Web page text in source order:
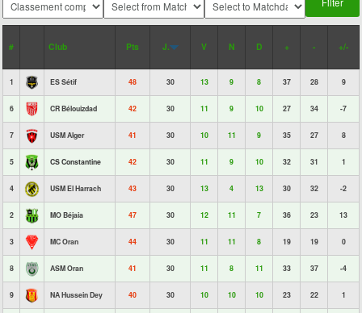
# Club Pts J. V N D + - +/-
1 ES Sétif 48 30 13 9 8 37 28 9
6 CR Bélouizdad 42 30 11 9 10 27 34 -7
7 USM Alger 41 30 10 11 9 35 27 8
5 CS Constantine 42 30 11 9 10 32 31 1
4 USM El Harrach 43 30 13 4 13 30 32 -2
2 MO Béjaia 47 30 12 11 7 36 23 13
3 MC Oran 44 30 11 11 8 19 19 0
8 ASM Oran 41 30 11 8 11 33 37 -4
9 NA Hussein Dey 40 30 10 10 10 23 22 1